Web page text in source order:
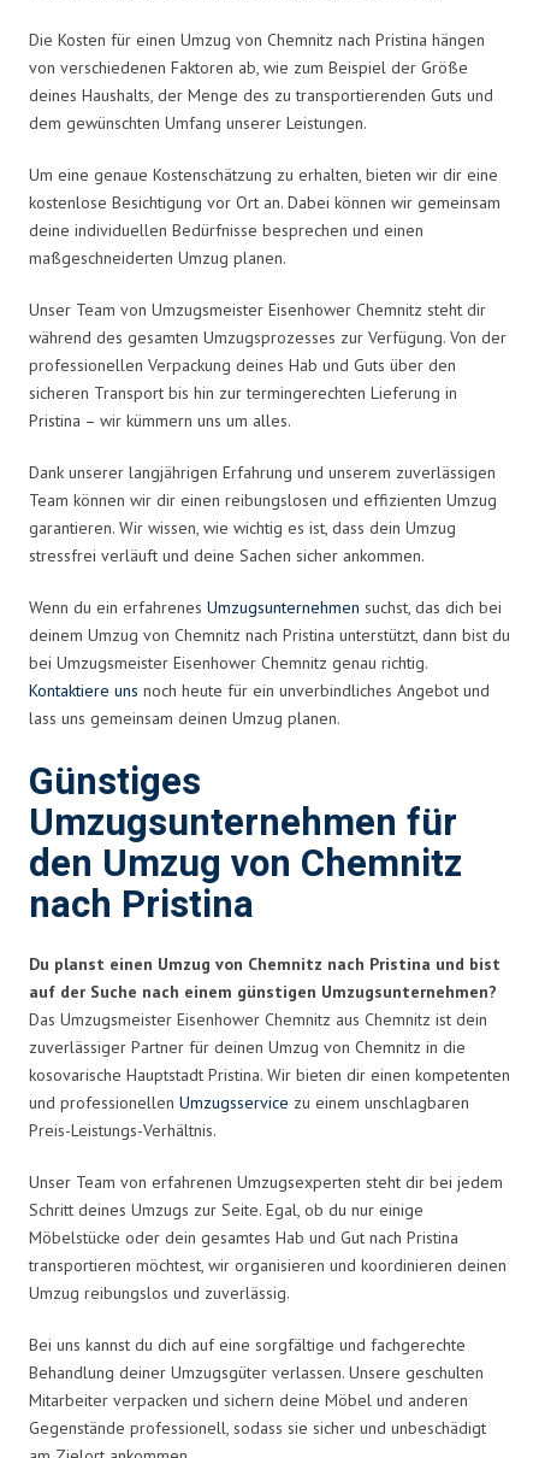
Die Kosten für einen Umzug von Chemnitz nach Pristina hängen
von verschiedenen Faktoren ab, wie zum Beispiel der Größe
deines Haushalts, der Menge des zu transportierenden Guts und
dem gewünschten Umfang unserer Leistungen.
Um eine genaue Kostenschätzung zu erhalten, bieten wir dir eine
kostenlose Besichtigung vor Ort an. Dabei können wir gemeinsam
deine individuellen Bedürfnisse besprechen und einen
maßgeschneiderten Umzug planen.
Unser Team von Umzugsmeister Eisenhower Chemnitz steht dir
während des gesamten Umzugsprozesses zur Verfügung. Von der
professionellen Verpackung deines Hab und Guts über den
sicheren Transport bis hin zur termingerechten Lieferung in
Pristina – wir kümmern uns um alles.
Dank unserer langjährigen Erfahrung und unserem zuverlässigen
Team können wir dir einen reibungslosen und effizienten Umzug
garantieren. Wir wissen, wie wichtig es ist, dass dein Umzug
stressfrei verläuft und deine Sachen sicher ankommen.
Wenn du ein erfahrenes Umzugsunternehmen suchst, das dich bei
deinem Umzug von Chemnitz nach Pristina unterstützt, dann bist du
bei Umzugsmeister Eisenhower Chemnitz genau richtig.
Kontaktiere uns noch heute für ein unverbindliches Angebot und
lass uns gemeinsam deinen Umzug planen.
Günstiges
Umzugsunternehmen für
den Umzug von Chemnitz
nach Pristina
Du planst einen Umzug von Chemnitz nach Pristina und bist
auf der Suche nach einem günstigen Umzugsunternehmen?
Das Umzugsmeister Eisenhower Chemnitz aus Chemnitz ist dein
zuverlässiger Partner für deinen Umzug von Chemnitz in die
kosovarische Hauptstadt Pristina. Wir bieten dir einen kompetenten
und professionellen Umzugsservice zu einem unschlagbaren
Preis-Leistungs-Verhältnis.
Unser Team von erfahrenen Umzugsexperten steht dir bei jedem
Schritt deines Umzugs zur Seite. Egal, ob du nur einige
Möbelstücke oder dein gesamtes Hab und Gut nach Pristina
transportieren möchtest, wir organisieren und koordinieren deinen
Umzug reibungslos und zuverlässig.
Bei uns kannst du dich auf eine sorgfältige und fachgerechte
Behandlung deiner Umzugsgüter verlassen. Unsere geschulten
Mitarbeiter verpacken und sichern deine Möbel und anderen
Gegenstände professionell, sodass sie sicher und unbeschädigt